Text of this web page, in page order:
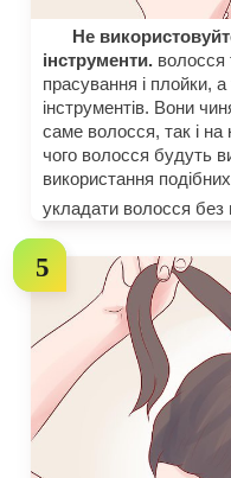
Не
інструменти. волосся
прасування і плойки,
інструментів. Вони
саме волосся, так і на
чого волосся будуть
використання
укладати волосся без